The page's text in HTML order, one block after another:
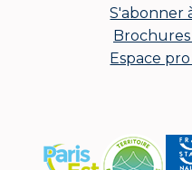
S'abonner
Espace